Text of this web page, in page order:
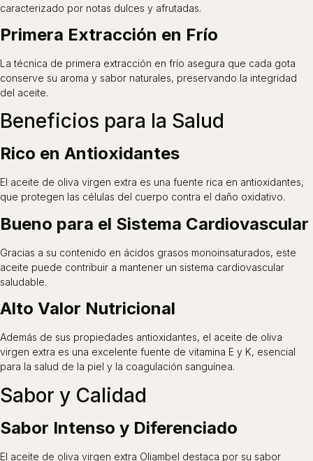
caracterizado por notas dulces y afrutadas.
Primera Extracción en Frío
La técnica de primera extracción en frío asegura que cada gota
conserve su aroma y sabor naturales, preservando la integridad
del aceite.
Beneficios para la Salud
Rico en Antioxidantes
El aceite de oliva virgen extra es una fuente rica en antioxidantes,
que protegen las células del cuerpo contra el daño oxidativo.
Bueno para el Sistema Cardiovascular
Gracias a su contenido en ácidos grasos monoinsaturados, este
aceite puede contribuir a mantener un sistema cardiovascular
saludable.
Alto Valor Nutricional
Además de sus propiedades antioxidantes, el aceite de oliva
virgen extra es una excelente fuente de vitamina E y K, esencial
para la salud de la piel y la coagulación sanguínea.
Sabor y Calidad
Sabor Intenso y Diferenciado
El aceite de oliva virgen extra Oliambel destaca por su sabor